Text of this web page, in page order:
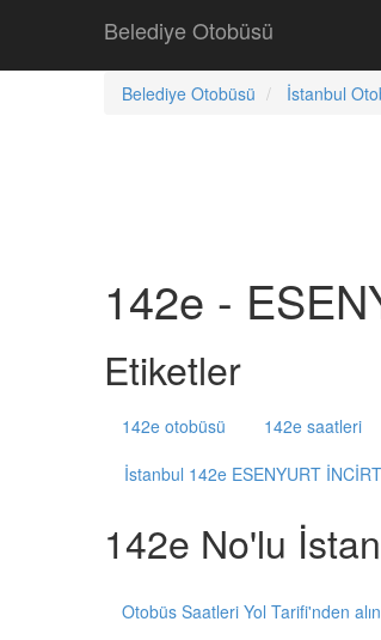
Belediye Otobüsü
Belediye Otobüsü İstanbul
142e -
Etiketler
142e otobüsü 142e saatleri
İstanbul 142e ESENYURT
142e No'lu
Otobüs Saatleri Yol Tarifi'nden